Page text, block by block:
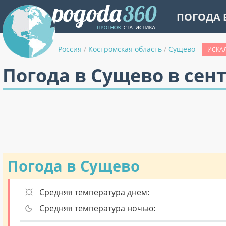
ПОГОДА
Россия / Костромская область / Сущево
Погода в Сущево в
Погода в Сущево
Средняя температура днем:
Средняя температура ночью: